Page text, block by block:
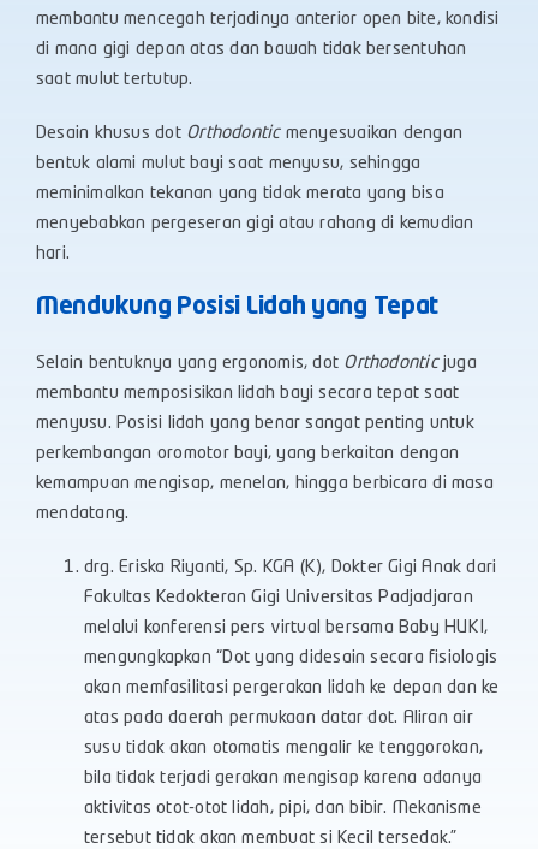
membantu mencegah terjadinya anterior open bite, kondisi
di mana gigi depan atas dan bawah tidak bersentuhan
saat mulut tertutup.
Desain khusus dot Orthodonticmenyesuaikan dengan
bentuk alami mulut bayi saat menyusu, sehingga
meminimalkan tekanan yang tidak merata yang bisa
menyebabkan pergeseran gigi atau rahang di kemudian
hari.
Mendukung Posisi Lidah yang Tepat
Selain bentuknya yang ergonomis, dot Orthodonticjuga
membantu memposisikan lidah bayi secara tepat saat
menyusu. Posisi lidah yang benar sangat penting untuk
perkembangan oromotor bayi, yang berkaitan dengan
kemampuan mengisap, menelan, hingga berbicara di masa
mendatang.
drg. Eriska Riyanti, Sp. KGA (K), Dokter Gigi Anak dari
Fakultas Kedokteran Gigi Universitas Padjadjaran
melalui konferensi pers virtual bersama Baby HUKI,
mengungkapkan “Dot yang didesain secara fisiologis
akan memfasilitasi pergerakan lidah ke depan dan ke
atas pada daerah permukaan datar dot. Aliran air
susu tidak akan otomatis mengalir ke tenggorokan,
bila tidak terjadi gerakan mengisap karena adanya
aktivitas otot-otot lidah, pipi, dan bibir. Mekanisme
tersebut tidak akan membuat si Kecil tersedak.”